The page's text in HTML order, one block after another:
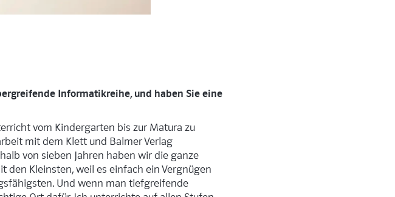
Informatikreihe, und haben Sie eine
vom Kindergarten bis zur Matura zu
mit dem Klett und Balmer Verlag
von sieben Jahren haben wir die ganze
den Kleinsten, weil es einfach ein Vergnügen
Und wenn man tiefgreifende